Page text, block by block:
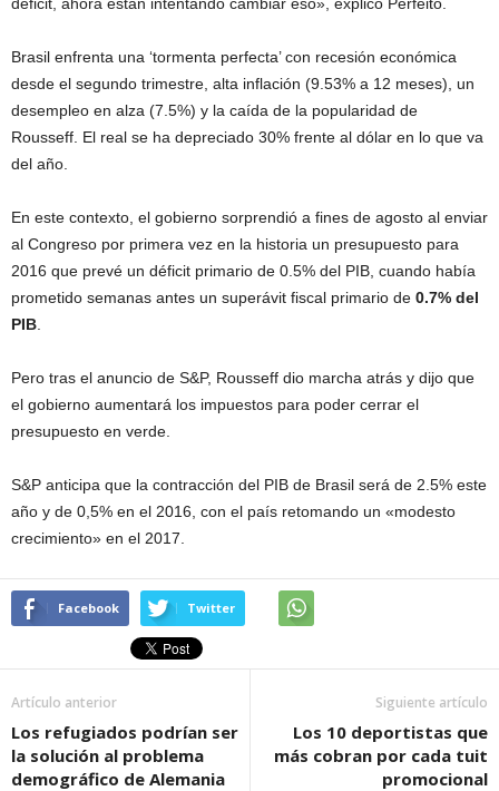
Brasil enfrenta una ‘tormenta perfecta’ con recesión económica
desde el segundo trimestre, alta inflación (9.53% a 12 meses), un
desempleo en alza (7.5%) y la caída de la popularidad de
Rousseff. El real se ha depreciado 30% frente al dólar en lo que va
del año.
En este contexto, el gobierno sorprendió a fines de agosto al enviar
al Congreso por primera vez en la historia un presupuesto para
2016 que prevé un déficit primario de 0.5% del PIB, cuando había
prometido semanas antes un superávit fiscal primario de 0.7% del
PIB
Pero tras el anuncio de S&P, Rousseff dio marcha atrás y dijo que
el gobierno aumentará los impuestos para poder cerrar el
presupuesto en verde.
S&P anticipa que la contracción del PIB de Brasil será de 2.5% este
año y de 0,5% en el 2016, con el país retomando un «modesto
crecimiento» en el 2017.
Facebook Twitter
Artículo anterior
Los refugiados podrían ser
la solución al problema
demográfico de Alemania
Siguiente artículo
Los 10 deportistas que
más cobran por cada tuit
promocional